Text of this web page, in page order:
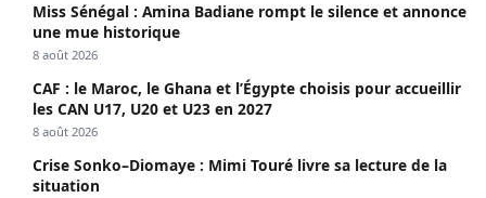
Miss Sénégal : Amina Badiane rompt le silence et annonce
une mue historique
8 août 2026
CAF : le Maroc, le Ghana et l’Égypte choisis pour accueillir
les CAN U17, U20 et U23 en 2027
8 août 2026
Crise Sonko–Diomaye : Mimi Touré livre sa lecture de la
situation